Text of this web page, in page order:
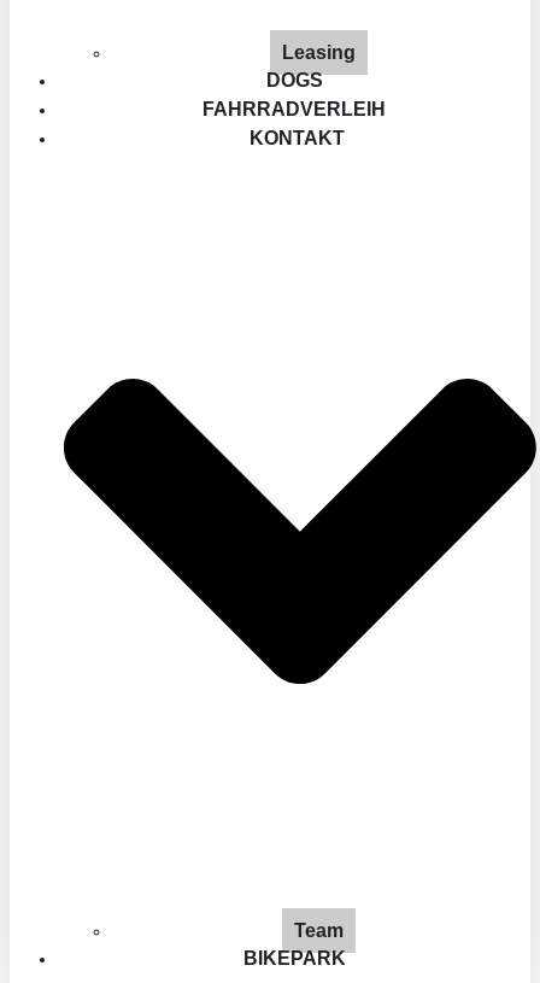
Leasing
DOGS
FAHRRADVERLEIH
KONTAKT
Team
BIKEPARK